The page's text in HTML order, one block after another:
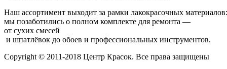
Наш ассортимент выходит за рамки лакокрасочных
мы позаботились о полном комплекте для ремонта —
от сухих смесей
и шпатлёвок до обоев и профессиональных инструментов.
Copyright © 2011-2018 Центр Красок. Все права защищены